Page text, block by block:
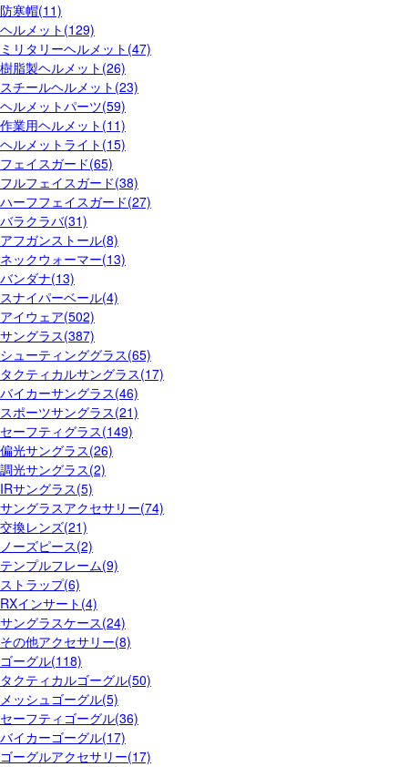
防寒帽(11)
ヘルメット(129)
ミリタリーヘルメット(47)
樹脂製ヘルメット(26)
スチールヘルメット(23)
ヘルメットパーツ(59)
作業用ヘルメット(11)
ヘルメットライト(15)
フェイスガード(65)
フルフェイスガード(38)
ハーフフェイスガード(27)
バラクラバ(31)
アフガンストール(8)
ネックウォーマー(13)
バンダナ(13)
スナイパーベール(4)
アイウェア(502)
サングラス(387)
シューティンググラス(65)
タクティカルサングラス(17)
バイカーサングラス(46)
スポーツサングラス(21)
セーフティグラス(149)
偏光サングラス(26)
調光サングラス(2)
IRサングラス(5)
サングラスアクセサリー(74)
交換レンズ(21)
ノーズピース(2)
テンプルフレーム(9)
ストラップ(6)
RXインサート(4)
サングラスケース(24)
その他アクセサリー(8)
ゴーグル(118)
タクティカルゴーグル(50)
メッシュゴーグル(5)
セーフティゴーグル(36)
バイカーゴーグル(17)
ゴーグルアクセサリー(17)